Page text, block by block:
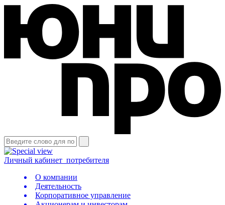
Личный кабинет потребителя
О компании
Деятельность
Корпоративное управление